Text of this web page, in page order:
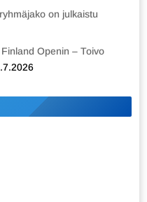
on julkaistu
Openin – Toivo